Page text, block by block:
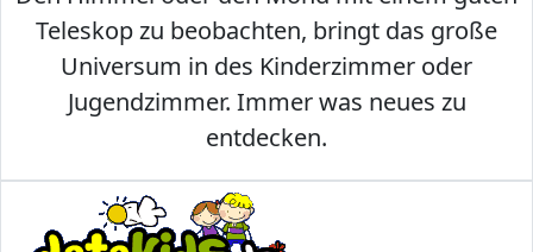
Teleskop zu beobachten, bringt das große
Universum in des Kinderzimmer oder
Jugendzimmer. Immer was neues zu
entdecken.